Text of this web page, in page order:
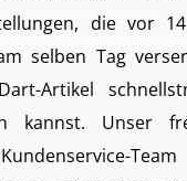
die vor
selben Tag
Artikel
kannst. Unser